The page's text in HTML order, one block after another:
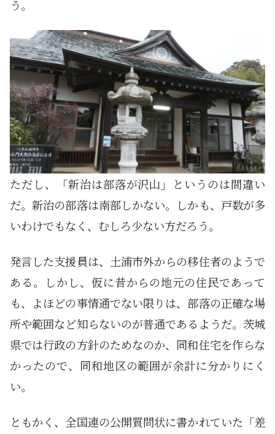
う。
ただし、「新治は部落が沢山」というのは間違い
だ。新治の部落は南部しかない。しかも、戸数が多
いわけでもなく、むしろ少ない方だろう。
発言した支援員は、土浦市外からの移住者のようで
ある。しかし、仮に昔からの地元の住民であって
も、よほどの事情通でない限りは、部落の正確な場
所や範囲など知らないのが普通であるようだ。茨城
県では行政の方針のためなのか、同和住宅を作らな
かったので、同和地区の範囲が余計に分かりにく
い。
ともかく、全国連の公開質問状に書かれていた「差